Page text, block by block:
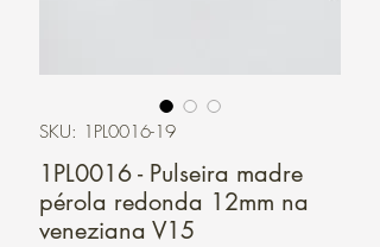
SKU: 1PL0016-19
1PL0016 - Pulseira madre
pérola redonda 12mm na
veneziana V15